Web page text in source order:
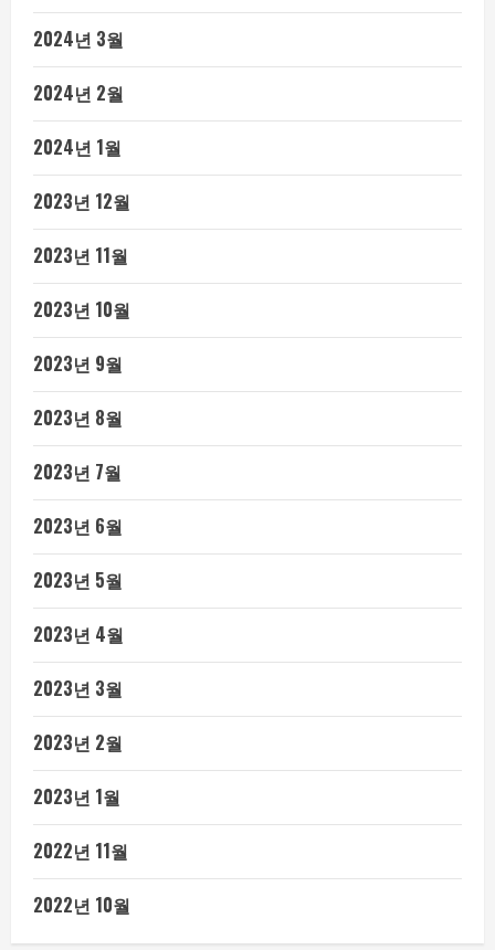
2024년 3월
2024년 2월
2024년 1월
2023년 12월
2023년 11월
2023년 10월
2023년 9월
2023년 8월
2023년 7월
2023년 6월
2023년 5월
2023년 4월
2023년 3월
2023년 2월
2023년 1월
2022년 11월
2022년 10월